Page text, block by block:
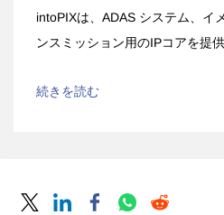
intoPIXは、ADAS システム、イ
ンスミッション用のIPコアを提供
続きを読む